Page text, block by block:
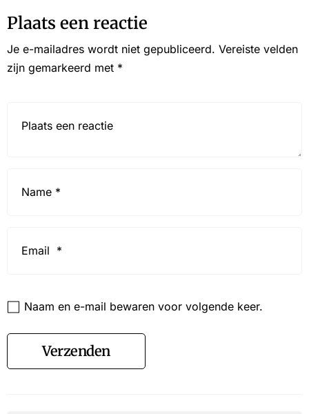
Plaats een reactie
Je e-mailadres wordt niet gepubliceerd. Vereiste velden
zijn gemarkeerd met *
Naam en e-mail bewaren voor volgende keer.
Verzenden